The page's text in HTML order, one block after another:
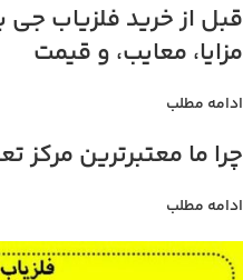
مزایا، معایب، و قیمت
ادامه مطلب
چرا ما معتبرترین مرکز
ادامه مطلب